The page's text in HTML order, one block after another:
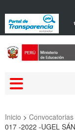
Inicio > Convocatorias
017 -2022 -UGEL